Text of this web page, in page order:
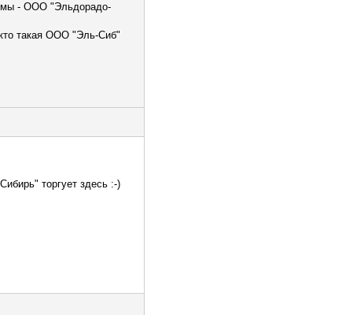
мы - ООО "Эльдорадо-
такая ООО "Эль-Сиб"
торгует здесь :-)